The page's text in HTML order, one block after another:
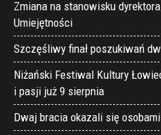
Zmiana na stanowisku
Umiejętności
Szczęśliwy finał poszukiwań
Niżański Festiwal Kultury
i pasji już 9 sierpnia
Dwaj bracia okazali się